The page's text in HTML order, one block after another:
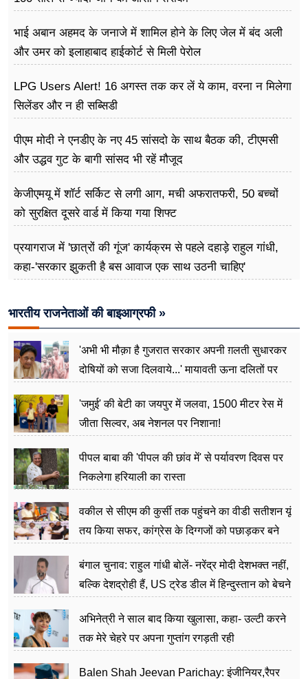
भाई अबान अहमद के जनाजे में शामिल होने के लिए जेल में बंद अली
और उमर को इलाहाबाद हाईकोर्ट से मिली पेरोल
LPG Users Alert! 16 अगस्त तक कर लें ये काम, वरना न मिलेगा
सिलेंडर और न ही सब्सिडी
पीएम मोदी ने एनडीए के नए 45 सांसदो के साथ बैठक की, टीएमसी
और उद्धव गुट के बागी सांसद भी रहें मौजूद
केजीएमयू में शॉर्ट सर्किट से लगी आग, मची अफरातफरी, 50 बच्चों
को सुरक्षित दूसरे वार्ड में किया गया शिफ्ट
प्रयागराज में 'छात्रों की गूंज' कार्यक्रम से पहले दहाड़े राहुल गांधी,
कहा-'सरकार झुकती है बस आवाज एक साथ उठनी चाहिए'
भारतीय राजनेताओं की बाइआग्रफी »
'अभी भी मौक़ा है गुजरात सरकार अपनी ग़लती सुधारकर
दोषियों को सजा दिलवाये...' मायावती ऊना दलितों पर
'जमुई' की बेटी का जयपुर में जलवा, 1500 मीटर रेस में
जीता सिल्वर, अब नेशनल पर निशाना!
पीपल बाबा की 'पीपल की छांव में' से पर्यावरण दिवस पर
निकलेगा हरियाली का रास्ता
वकील से सीएम की कुर्सी तक पहुंचने का वीडी सतीशन यूं
तय किया सफर, कांग्रेस के दिग्गजों को पछाड़कर बने
बंगाल चुनाव: राहुल गांधी बोलें- नरेंद्र मोदी देशभक्त नहीं,
बल्कि देशद्रोही हैं, US ट्रेड डील में हिन्दुस्तान को बेचने
अभिनेत्री ने साल बाद किया खुलासा, कहा- उल्टी करने
तक मेरे चेहरे पर अपना गुप्तांग रगड़ती रही
Balen Shah Jeevan Parichay: इंजीनियर,रैपर